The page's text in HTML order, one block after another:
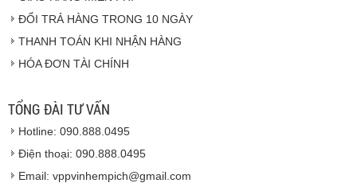
Hàng hóa được giao cho quý khách là hàng mới
100% nguyên đai nguyên kiện.
Vinhempich
độ bảo hành sản phẩm đối với nhà sản xuất hoặc
nhà nhập khẩu nếu sản phẩm bị lỗi hoặc hỏng hóc
ĐỔI TRẢ HÀNG TRONG 10 NGÀY
THANH TOÁN KHI NHẬN HÀNG
HÓA ĐƠN TÀI CHÍNH
TỔNG ĐÀI TƯ VẤN
Hotline: 090.888.0495
Điện thoại: 090.888.0495
Email: vppvinhempich@gmail.com